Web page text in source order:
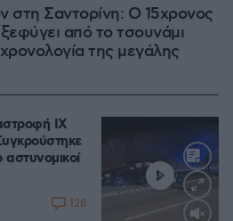
στη Σαντορίνη: Ο 15χρονος
από το τσουνάμι
της μεγάλης
ΙΧ
128